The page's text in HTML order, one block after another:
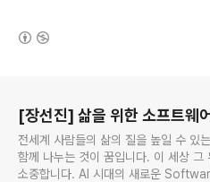
[장선진] 삶을 위한 소프트웨어
전세계 사람들의 삶의 질을 높일 수 있
함께 나누는 것이 꿈입니다. 이 세상 그
소중합니다. AI 시대의 새로운